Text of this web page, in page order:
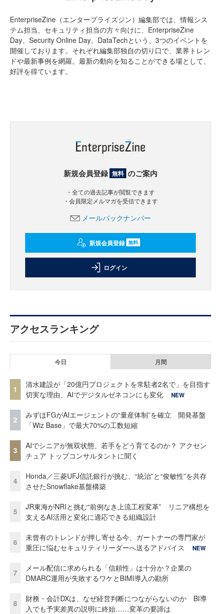
EnterpriseZine（エンタープライズジン）編集部では、情報シス
テム担当、セキュリティ担当の方々向けに、EnterpriseZine
Day、Security Online Day、DataTechという、3つのイベントを
開催しております。それぞれ編集部独自の切り口で、業界トレン
ドや最新事例を網羅。最新の動向を知ることができる場として、
好評を得ています。
新規会員登録 無料 のご案内
・全ての過去記事が閲覧できます
・会員限定メルマガを受信できます
メールバックナンバー
新規会員登録 無料
ログイン
アクセスランキング
今日 月間
1
清水建設が「20億円プロジェクトを常駐者2名で」を目指す
切実な理由、AIでデジタルゼネコンにも変化
NEW
2
みずほFGがAIエージェントの“量産体制”を確立 開発基盤
「Wiz Base」で最大70%の工数短縮
3
AIでシニアが無双状態、若手をどう育てるのか？ アクセン
チュア トップコンサルタントに聞く
4
Honda／三菱UFJ信託銀行が挑む、“統治”と“俊敏性”を共存
させたSnowflake基盤構築
5
JR東海がNRIと挑む“前例なき上流工程変革” リニア構想を
支えるAI活用と変化に適応できる組織設計
6
未曾有のトレンドが押し寄せる今、ガートナーの専門家が
重圧に悩むセキュリティリーダーへ送るアドバイス
NEW
7
メール配信に求められる「信頼性」は十分か？企業の
DMARC運用が失敗するワケとBIMI導入の勘所
8
財務・会計DXは、なぜ経営判断につながらないのか BI導
入でも予実差異の説明に終始……変革の要諦は